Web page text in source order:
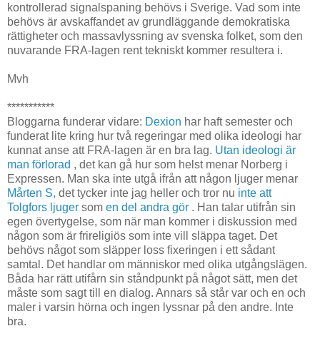
kontrollerad signalspaning behövs i Sverige. Vad som inte
behövs är avskaffandet av grundläggande demokratiska
rättigheter och massavlyssning av svenska folket, som den
nuvarande FRA-lagen rent tekniskt kommer resultera i.
Mvh
***********
Bloggarna funderar vidare: Dexion har haft semester och
funderat lite kring hur två regeringar med olika ideologi har
kunnat anse att FRA-lagen är en bra lag. Utan ideologi är
man förlorad , det kan gå hur som helst menar Norberg i
Expressen. Man ska inte utgå ifrån att någon ljuger menar
Mårten S, det tycker inte jag heller och tror nu inte att
Tolgfors ljuger som en del andra gör . Han talar utifrån sin
egen övertygelse, som när man kommer i diskussion med
någon som är frireligiös som inte vill släppa taget. Det
behövs något som släpper loss fixeringen i ett sådant
samtal. Det handlar om människor med olika utgångslägen.
Båda har rätt utifårn sin ståndpunkt på något sätt, men det
måste som sagt till en dialog. Annars så står var och en och
maler i varsin hörna och ingen lyssnar på den andre. Inte
bra.